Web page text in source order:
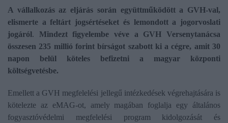
A vállalkozás az eljárás során együttműködött a GVH-val,
elismerte a feltárt jogsértéseket és lemondott a jogorvoslati
jogáról. Mindezt figyelembe véve a GVH Versenytanácsa
összesen 235 millió forint bírságot szabott ki a cégre, amit 30
napon belül köteles befizetni a magyar központi
költségvetésbe.
Emellett a GVH megfelelési jellegű intézkedések végrehajtására is
kötelezte az eMAG-ot, amely magában foglalja egy általános
fogyasztóvédelmi megfelelési program kidolgozását és